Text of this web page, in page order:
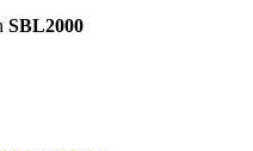
SBL2000